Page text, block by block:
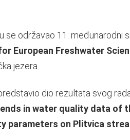
se održavao 11. međunarodni
European Freshwater
jezera.
dio rezultata svog
in water quality data of
parameters on Plitvica